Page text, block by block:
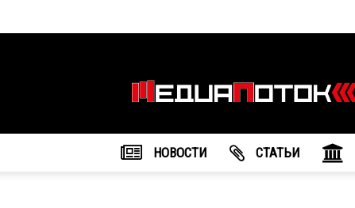
агентство
"МедиаПоток"
НОВОСТИ CТАТЬИ